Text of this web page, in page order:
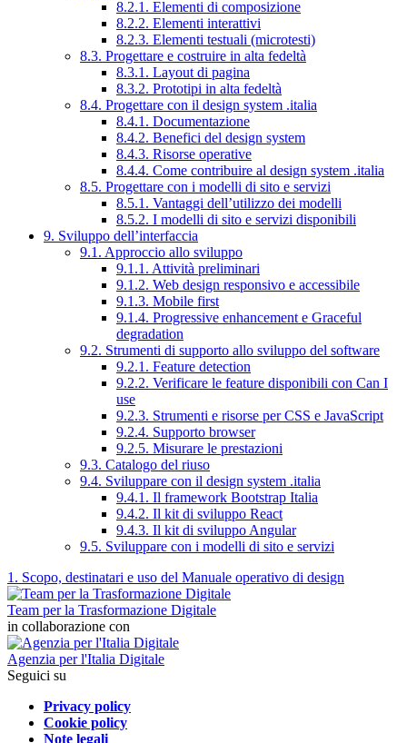
8.2.1. Elementi di composizione
8.2.2. Elementi interattivi
8.2.3. Elementi testuali (microtesti)
8.3. Progettare e costruire in alta fedeltà
8.3.1. Layout di pagina
8.3.2. Prototipi in alta fedeltà
8.4. Progettare con il design system .italia
8.4.1. Documentazione
8.4.2. Benefici del design system
8.4.3. Risorse operative
8.4.4. Come contribuire al design system .italia
8.5. Progettare con i modelli di sito e servizi
8.5.1. Vantaggi dell’utilizzo dei modelli
8.5.2. I modelli di sito e servizi disponibili
9. Sviluppo dell’interfaccia
9.1. Approccio allo sviluppo
9.1.1. Attività preliminari
9.1.2. Web design responsivo e accessibile
9.1.3. Mobile first
9.1.4. Progressive enhancement e Graceful
degradation
9.2. Strumenti di supporto allo sviluppo del software
9.2.1. Feature detection
9.2.2. Verificare le feature disponibili con Can I
use
9.2.3. Strumenti e risorse per CSS e JavaScript
9.2.4. Supporto browser
9.2.5. Misurare le prestazioni
9.3. Catalogo del riuso
9.4. Sviluppare con il design system .italia
9.4.1. Il framework Bootstrap Italia
9.4.2. Il kit di sviluppo React
9.4.3. Il kit di sviluppo Angular
9.5. Sviluppare con i modelli di sito e servizi
1. Scopo, destinatari e uso del Manuale operativo di design
Team per la Trasformazione Digitale
in collaborazione con
Agenzia per l'Italia Digitale
Seguici su
Privacy policy
Cookie policy
Note legali